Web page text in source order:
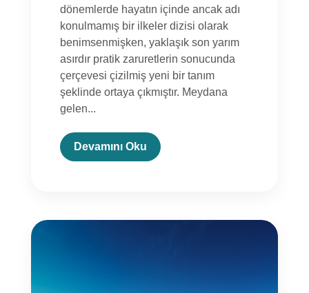
dönemlerde hayatın içinde ancak adı
konulmamış bir ilkeler dizisi olarak
benimsenmişken, yaklaşık son yarım
asırdır pratik zaruretlerin sonucunda
çerçevesi çizilmiş yeni bir tanım
şeklinde ortaya çıkmıştır. Meydana
gelen...
Devamını Oku